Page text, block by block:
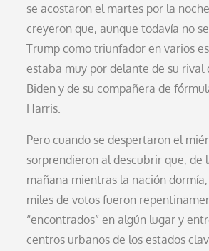
se acostaron el martes por la
creyeron que, aunque todavía no
Trump como triunfador en varios
estaba muy por delante de su rival
Biden y de su compañera de
Harris.
Pero cuando se despertaron el
sorprendieron al descubrir que, de
mañana mientras la nación
miles de votos fueron
“encontrados” en algún lugar y
centros urbanos de los estados